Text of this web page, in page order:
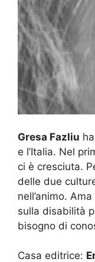
Gresa Fazliu
e l’Italia. Nel
ci è cresciuta.
delle due
nell’animo.
sulla disabilità
bisogno di
Casa editrice: